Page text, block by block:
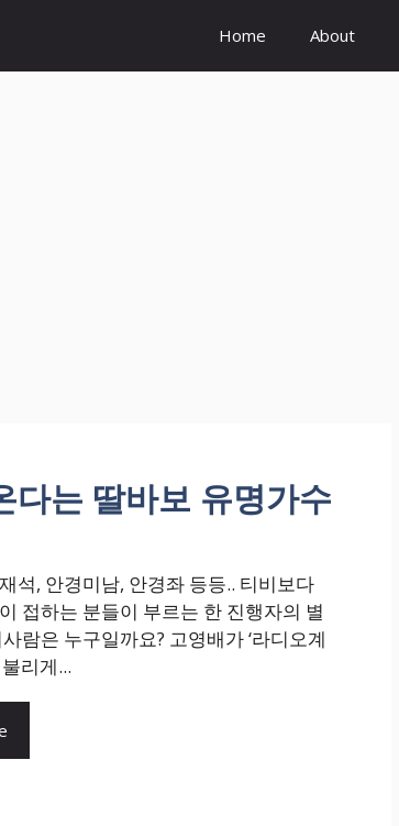
Home About
다는 딸바보 유명가수
석, 안경미남, 안경좌 등등.. 티비보다
접하는 분들이 부르는 한 진행자의 별
람은 누구일까요? 고영배가 ‘라디오계
리게...